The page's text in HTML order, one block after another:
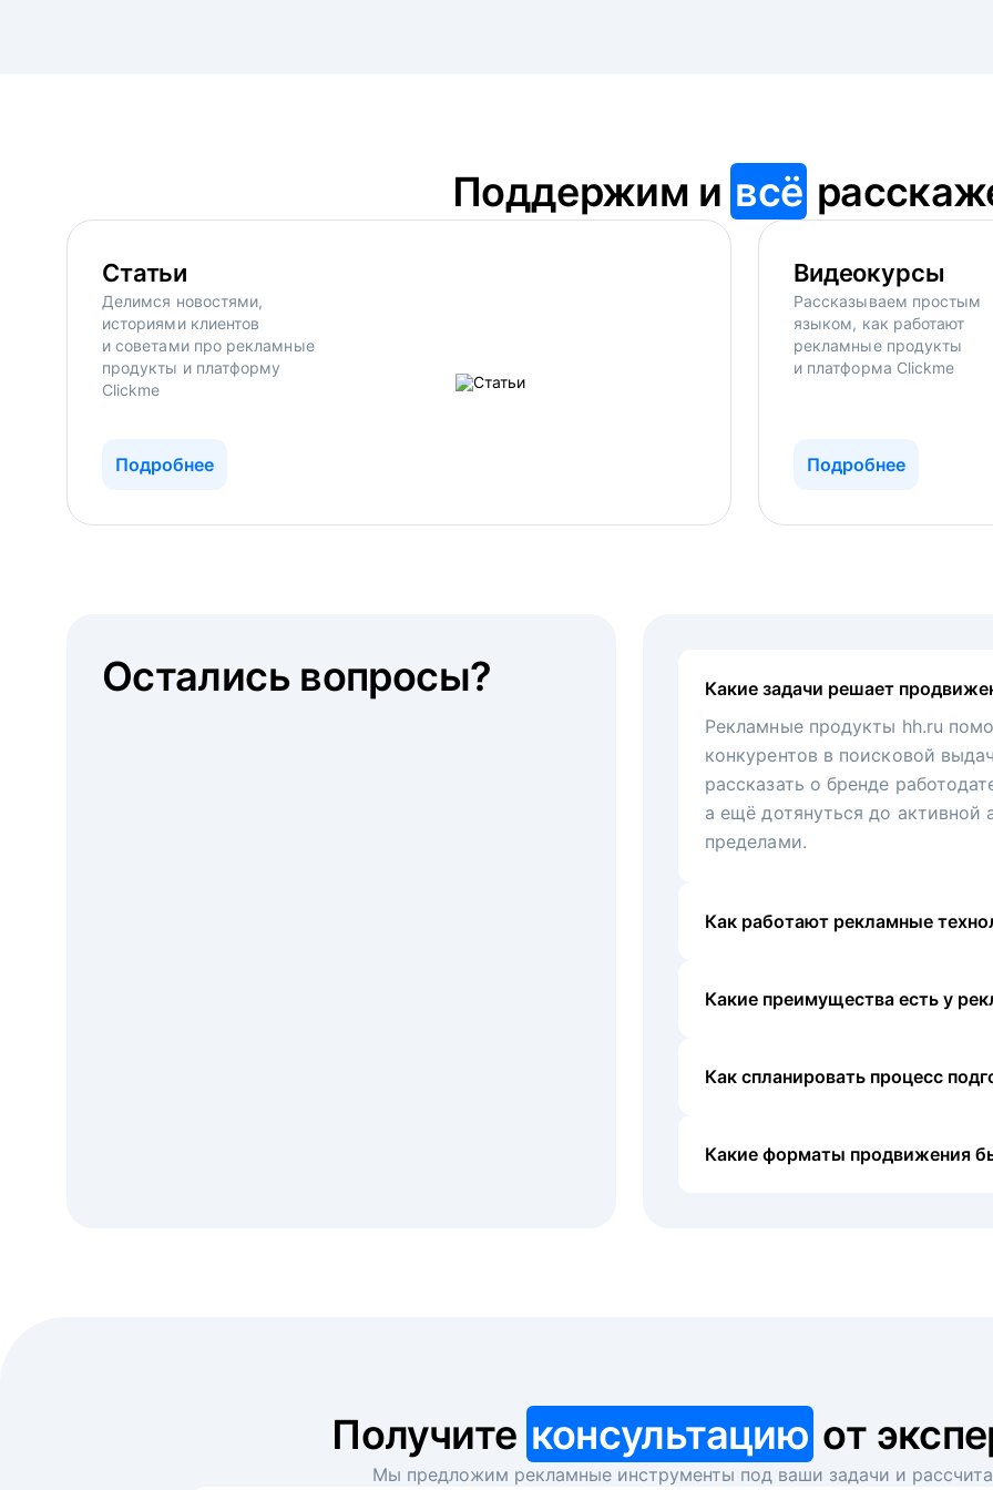
Поддержим и всё
Статьи
Делимся новостями,
историями клиентов
и советами про рекламные
продукты и платформу
Clickme
Подробнее
Видеокурсы
Рассказываем простым
языком, как работают
рекламные продукты
и платформа Clickme
Подробнее
Какие задачи решает
Рекламные продукты hh.ru
конкурентов в поисковой
рассказать о бренде
а ещё дотянуться до активной
пределами.
Как работают рекламные
Какие преимущества есть у
Как спланировать процесс
Какие форматы продвижения
Остались вопросы?
Получите консультацию от
Мы предложим рекламные инструменты под ваши задачи и